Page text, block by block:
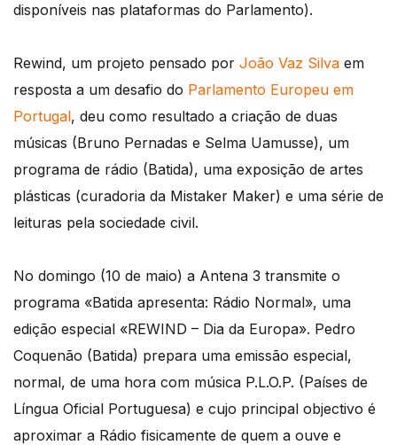
disponíveis nas plataformas do Parlamento).
Rewind, um projeto pensado por João Vaz Silva em
resposta a um desafio do Parlamento Europeu em
Portugal, deu como resultado a criação de duas
músicas (Bruno Pernadas e Selma Uamusse), um
programa de rádio (Batida), uma exposição de artes
plásticas (curadoria da Mistaker Maker) e uma série de
leituras pela sociedade civil.
No domingo (10 de maio) a Antena 3 transmite o
programa «Batida apresenta: Rádio Normal», uma
edição especial «REWIND – Dia da Europa». Pedro
Coquenão (Batida) prepara uma emissão especial,
normal, de uma hora com música P.L.O.P. (Países de
Língua Oficial Portuguesa) e cujo principal objectivo é
aproximar a Rádio fisicamente de quem a ouve e